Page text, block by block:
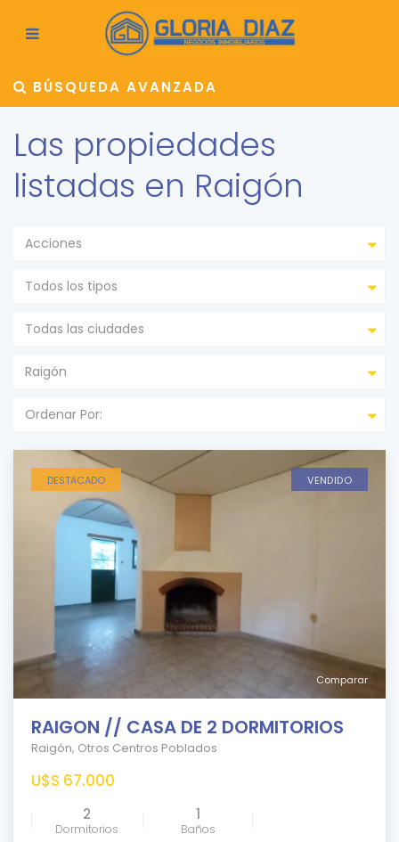
BÚSQUEDA AVANZADA
Las propiedades
listadas en Raigón
Acciones
Todos los tipos
Todas las ciudades
Raigón
Ordenar Por:
Comparar
DESTACADO VENDIDO
RAIGON // CASA DE 2 DORMITORIOS
Raigón, Otros Centros Poblados
U$S 67.000
2
Dormitorios
1
Baños